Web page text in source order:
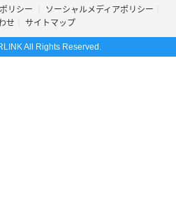
リシー
ソーシャルメディアポリシー
せ
サイトマップ
All Rights Reserved.